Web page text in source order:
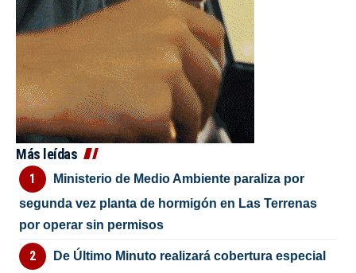
Más leídas
Ministerio de Medio Ambiente paraliza por
segunda vez planta de hormigón en Las Terrenas
por operar sin permisos
De Último Minuto realizará cobertura especial